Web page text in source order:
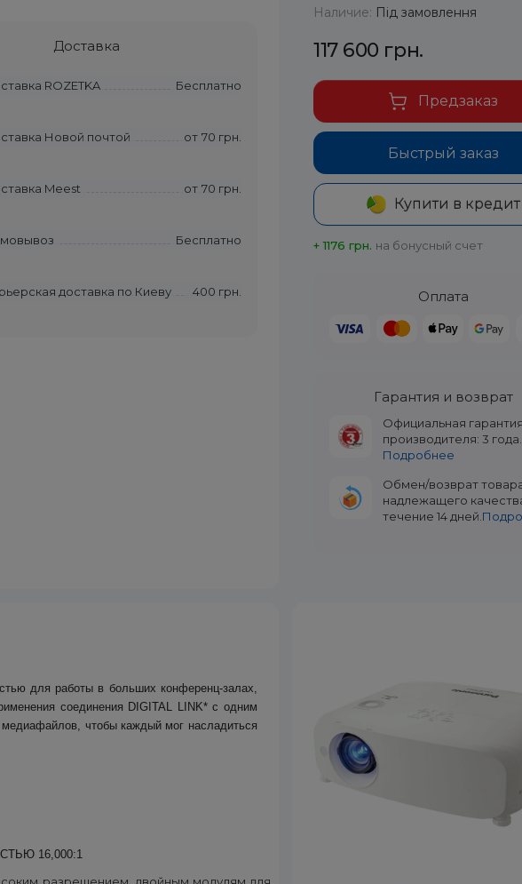
Доставка
ROZETKA Бесплатно
Новой почтой от 70 грн.
Meest от 70 грн.
Бесплатно
доставка по Киеву 400 грн.
Наличие: Під замовлення
117 600 грн.
Быстрый заказ
Предзаказ
Купити в кредит
+ 1176 грн. на бонусный счет
Оплата
Гарантия и возврат
Официальная
производителя: 3 года.
Подробнее
Обмен/возврат
надлежащего
течение 14 дней.
для работы в больших конференц-залах,
соединения DIGITAL LINK* с одним
медиафайлов, чтобы каждый мог насладиться
16,000:1
разрешением, двойным модулям для